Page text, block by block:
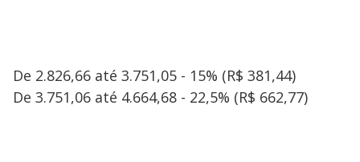
De 2.826,66 até 3.751,05 - 15% (R$ 381,44)
De 3.751,06 até 4.664,68 - 22,5% (R$ 662,77)